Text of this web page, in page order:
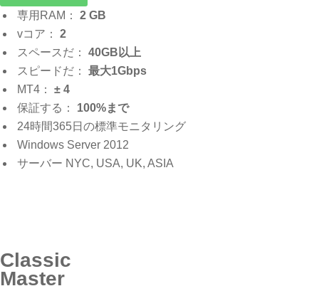
専用RAM： 2 GB
vコア： 2
スペースだ： 40GB以上
スピードだ： 最大1Gbps
MT4： ± 4
保証する： 100%まで
24時間365日の標準モニタリング
Windows Server 2012
サーバー NYC, USA, UK, ASIA
Classic
Master